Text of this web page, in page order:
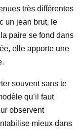
très différentes
un jean brut, le
paire se fond dans
elle apporte une
souvent sans te
qu’il faut
observent
mieux dans